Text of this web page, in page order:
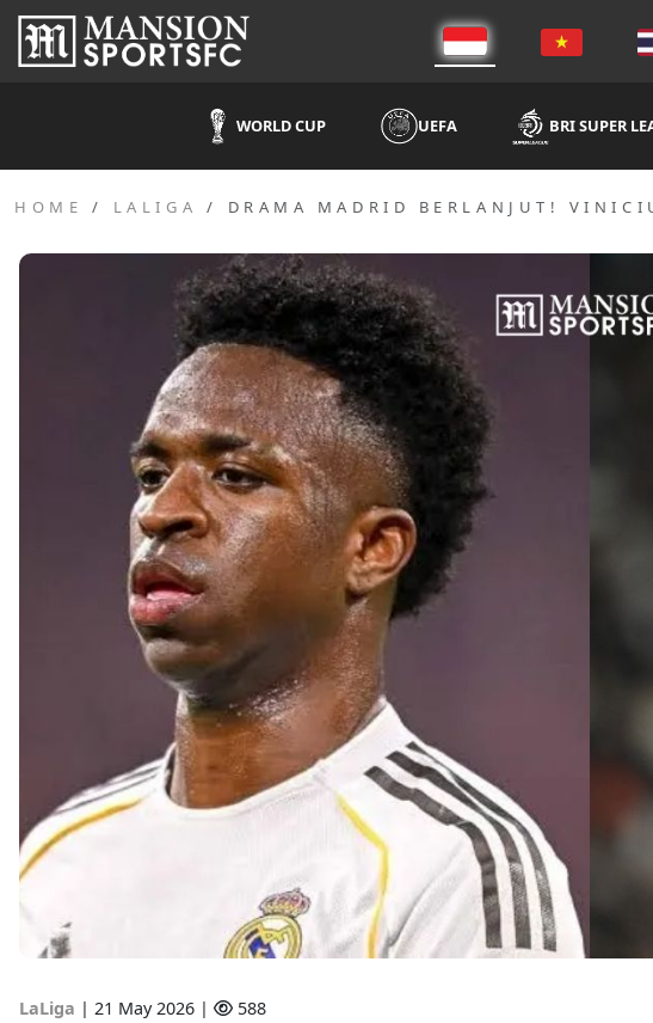
WORLD CUP UEFA BRI SUPER
HOME LALIGA DRAMA MADRID BERLANJUT!
LaLiga | 21 May 2026 | 588